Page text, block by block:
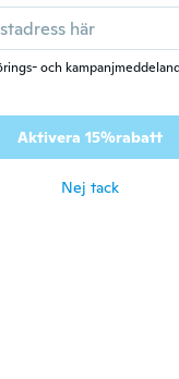
2017 26 recensioner
if you are
material
a little hole next to
for a
be great.
och
Aktivera 15%rabatt
Nej tack